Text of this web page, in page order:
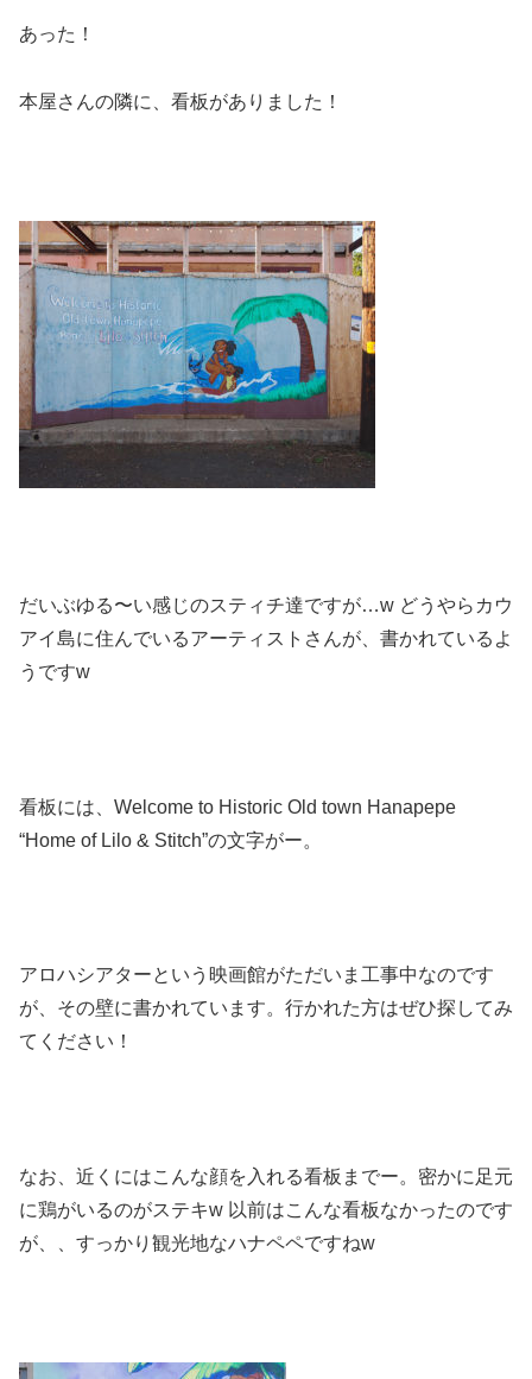
あった！
本屋さんの隣に、看板がありました！
だいぶゆる〜い感じのスティチ達ですが…w どうやらカウ
アイ島に住んでいるアーティストさんが、書かれているよ
うですw
看板には、Welcome to Historic Old town Hanapepe
“Home of Lilo & Stitch”の文字がー。
アロハシアターという映画館がただいま工事中なのです
が、その壁に書かれています。行かれた方はぜひ探してみ
てください！
なお、近くにはこんな顔を入れる看板までー。密かに足元
に鶏がいるのがステキw 以前はこんな看板なかったのです
が、、すっかり観光地なハナペペですねw